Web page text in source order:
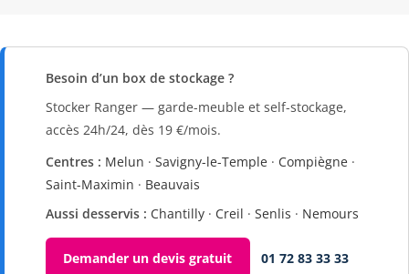
Besoin d’un box de stockage ?
Stocker Ranger — garde-meuble et self-stockage,
accès 24h/24, dès 19 €/mois.
Centres : Melun · Savigny-le-Temple· Compiègne·
Saint-Maximin · Beauvais
Aussi desservis : Chantilly· Creil · Senlis · Nemours
Demander un devis gratuit 01 72 83 33 33